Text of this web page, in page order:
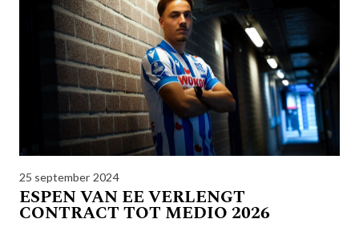
25 september 2024
ESPEN VAN EE VERLENGT
CONTRACT TOT MEDIO 2026